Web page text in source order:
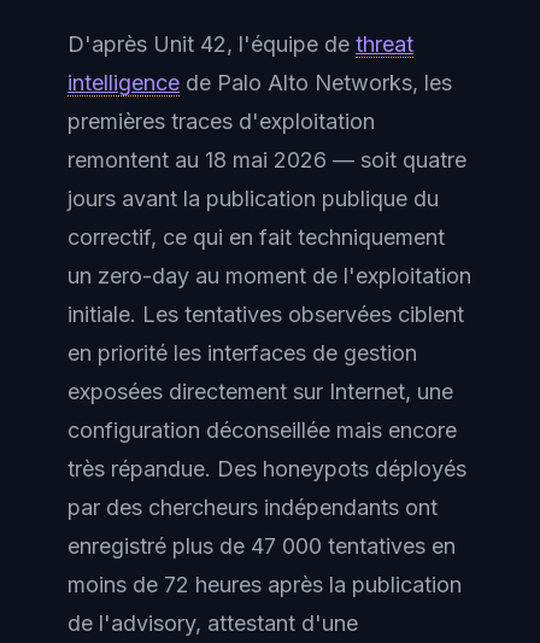
D'après Unit 42, l'équipe de threat
intelligence de Palo Alto Networks, les
premières traces d'exploitation
remontent au 18 mai 2026 — soit quatre
jours avant la publication publique du
correctif, ce qui en fait techniquement
un zero-day au moment de l'exploitation
initiale. Les tentatives observées ciblent
en priorité les interfaces de gestion
exposées directement sur Internet, une
configuration déconseillée mais encore
très répandue. Des honeypots déployés
par des chercheurs indépendants ont
enregistré plus de 47 000 tentatives en
moins de 72 heures après la publication
de l'advisory, attestant d'une